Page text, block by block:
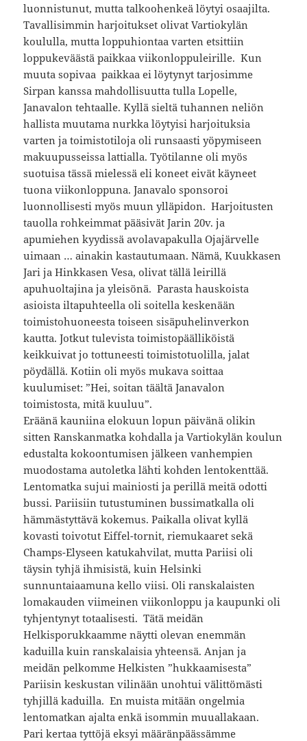
luonnistunut, mutta talkoohenkeä löytyi osaajilta.
Tavallisimmin harjoitukset olivat Vartiokylän
koululla, mutta loppuhiontaa varten etsittiin
loppukeväästä paikkaa viikonloppuleirille. Kun
muuta sopivaa paikkaa ei löytynyt tarjosimme
Sirpan kanssa mahdollisuutta tulla Lopelle,
Janavalon tehtaalle. Kyllä sieltä tuhannen neliön
hallista muutama nurkka löytyisi harjoituksia
varten ja toimistotiloja oli runsaasti yöpymiseen
makuupusseissa lattialla. Työtilanne oli myös
suotuisa tässä mielessä eli koneet eivät käyneet
tuona viikonloppuna. Janavalo sponsoroi
luonnollisesti myös muun ylläpidon. Harjoitusten
tauolla rohkeimmat pääsivät Jarin 20v. ja
apumiehen kyydissä avolavapakulla Ojajärvelle
uimaan … ainakin kastautumaan. Nämä, Kuukkasen
Jari ja Hinkkasen Vesa, olivat tällä leirillä
apuhuoltajina ja yleisönä. Parasta hauskoista
asioista iltapuhteella oli soitella keskenään
toimistohuoneesta toiseen sisäpuhelinverkon
kautta. Jotkut tulevista toimistopäälliköistä
keikkuivat jo tottuneesti toimistotuolilla, jalat
pöydällä. Kotiin oli myös mukava soittaa
kuulumiset: ”Hei, soitan täältä Janavalon
toimistosta, mitä kuuluu”.
Eräänä kauniina elokuun lopun päivänä olikin
sitten Ranskanmatka kohdalla ja Vartiokylän koulun
edustalta kokoontumisen jälkeen vanhempien
muodostama autoletka lähti kohden lentokenttää.
Lentomatka sujui mainiosti ja perillä meitä odotti
bussi. Pariisiin tutustuminen bussimatkalla oli
hämmästyttävä kokemus. Paikalla olivat kyllä
kovasti toivotut Eiffel-tornit, riemukaaret sekä
Champs-Elyseen katukahvilat, mutta Pariisi oli
täysin tyhjä ihmisistä, kuin Helsinki
sunnuntaiaamuna kello viisi. Oli ranskalaisten
lomakauden viimeinen viikonloppu ja kaupunki oli
tyhjentynyt totaalisesti. Tätä meidän
Helkisporukkaamme näytti olevan enemmän
kaduilla kuin ranskalaisia yhteensä. Anjan ja
meidän pelkomme Helkisten ”hukkaamisesta”
Pariisin keskustan vilinään unohtui välittömästi
tyhjillä kaduilla. En muista mitään ongelmia
lentomatkan ajalta enkä isommin muuallakaan.
Pari kertaa tyttöjä eksyi määränpäässämme